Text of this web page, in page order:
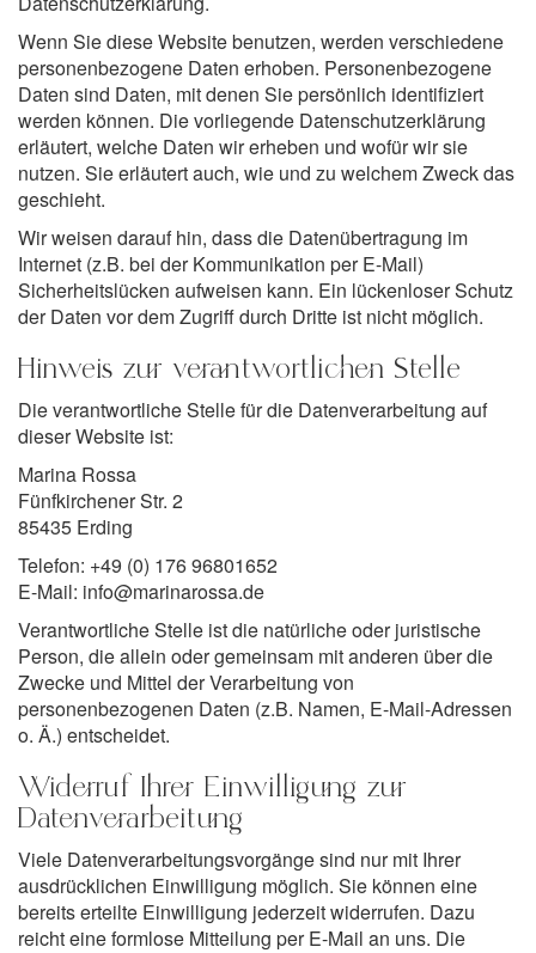
Wenn Sie diese Website benutzen, werden verschiedene
personenbezogene Daten erhoben. Personenbezogene
Daten sind Daten, mit denen Sie persönlich identifiziert
werden können. Die vorliegende Datenschutzerklärung
erläutert, welche Daten wir erheben und wofür wir sie
nutzen. Sie erläutert auch, wie und zu welchem Zweck das
geschieht.
Wir weisen darauf hin, dass die Datenübertragung im
Internet (z.B. bei der Kommunikation per E-Mail)
Sicherheitslücken aufweisen kann. Ein lückenloser Schutz
der Daten vor dem Zugriff durch Dritte ist nicht möglich.
Hinweis zur verantwortlichen Stelle
Die verantwortliche Stelle für die Datenverarbeitung auf
dieser Website ist:
Marina Rossa
Fünfkirchener Str. 2
85435 Erding
Telefon: +49 (0) 176 96801652
E-Mail: info@marinarossa.de
Verantwortliche Stelle ist die natürliche oder juristische
Person, die allein oder gemeinsam mit anderen über die
Zwecke und Mittel der Verarbeitung von
personenbezogenen Daten (z.B. Namen, E-Mail-Adressen
o. Ä.) entscheidet.
Widerruf Ihrer Einwilligung zur
Datenverarbeitung
Viele Datenverarbeitungsvorgänge sind nur mit Ihrer
ausdrücklichen Einwilligung möglich. Sie können eine
bereits erteilte Einwilligung jederzeit widerrufen. Dazu
reicht eine formlose Mitteilung per E-Mail an uns. Die